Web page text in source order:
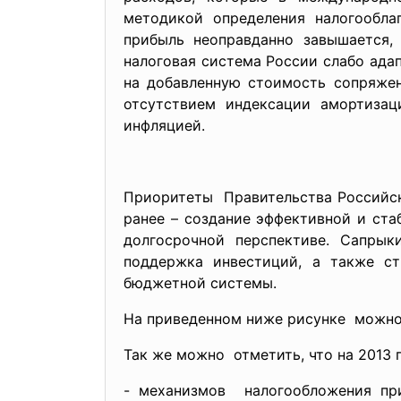
методикой определения
прибыль неоправданно
налоговая система России слабо
на добавленную стоимость
отсутствием индексации
инфляцией.
Приоритеты Правительства
ранее – создание эффективной и
долгосрочной перспективе.
поддержка инвестиций, а также
бюджетной системы.
На приведенном ниже рисунке
Так же можно отметить, что на 2013
- механизмов налогообложения